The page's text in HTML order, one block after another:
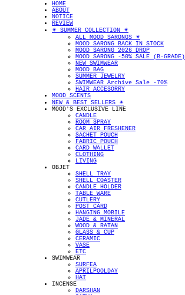
HOME
ABOUT
NOTICE
REVIEW
✴︎ SUMMER COLLECTION ✴︎
ALL MOOD SARONGS ✴︎
MOOD SARONG BACK IN STOCK
MOOD SARONG 2026 DROP
MOOD SARONG -50% SALE (B-GRADE)
NEW SWIMWEAR
MOOD BAG
SUMMER JEWELRY
SWIMWEAR Archive Sale -70%
HAIR ACCESORRY
MOOD SCENTS
NEW & BEST SELLERS ✴︎
MOOD'S EXCLUSIVE LINE
CANDLE
ROOM SPRAY
CAR AIR FRESHENER
SACHET POUCH
FABRIC POUCH
CARD WALLET
CLOTHING
LIVING
OBJET
SHELL TRAY
SHELL COASTER
CANDLE HOLDER
TABLE WARE
CUTLERY
POST CARD
HANGING MOBILE
JADE & MINERAL
WOOD & RATAN
GLASS & CUP
CERAMIC
VASE
ETC
SWIMWEAR
SURFEA
APRILPOOLDAY
HAT
INCENSE
DARSHAN